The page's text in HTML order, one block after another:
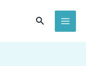
Arama